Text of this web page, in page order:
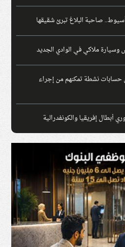
صاحبة البلاغ تبرئ شقيقها
حسابات نشطة تمكنهم من إجراء
إفريقيا والكونفدرالية